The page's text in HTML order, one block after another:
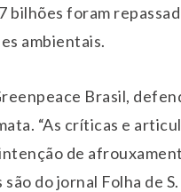
bilhões foram
ambientais.
Brasil,
“As críticas e
de
do jornal Folha de